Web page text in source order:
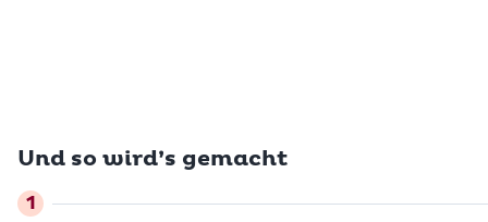
Und so wird’s gemacht